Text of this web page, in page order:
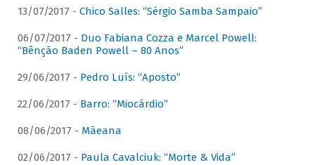
13/07/2017 - Chico Salles: “Sérgio Samba Sampaio”
06/07/2017 - Duo Fabiana Cozza e Marcel Powell:
“Bênção Baden Powell – 80 Anos”
29/06/2017 - Pedro Luís: “Aposto”
22/06/2017 - Barro: “Miocárdio”
08/06/2017 - Mãeana
02/06/2017 - Paula Cavalciuk: “Morte & Vida”